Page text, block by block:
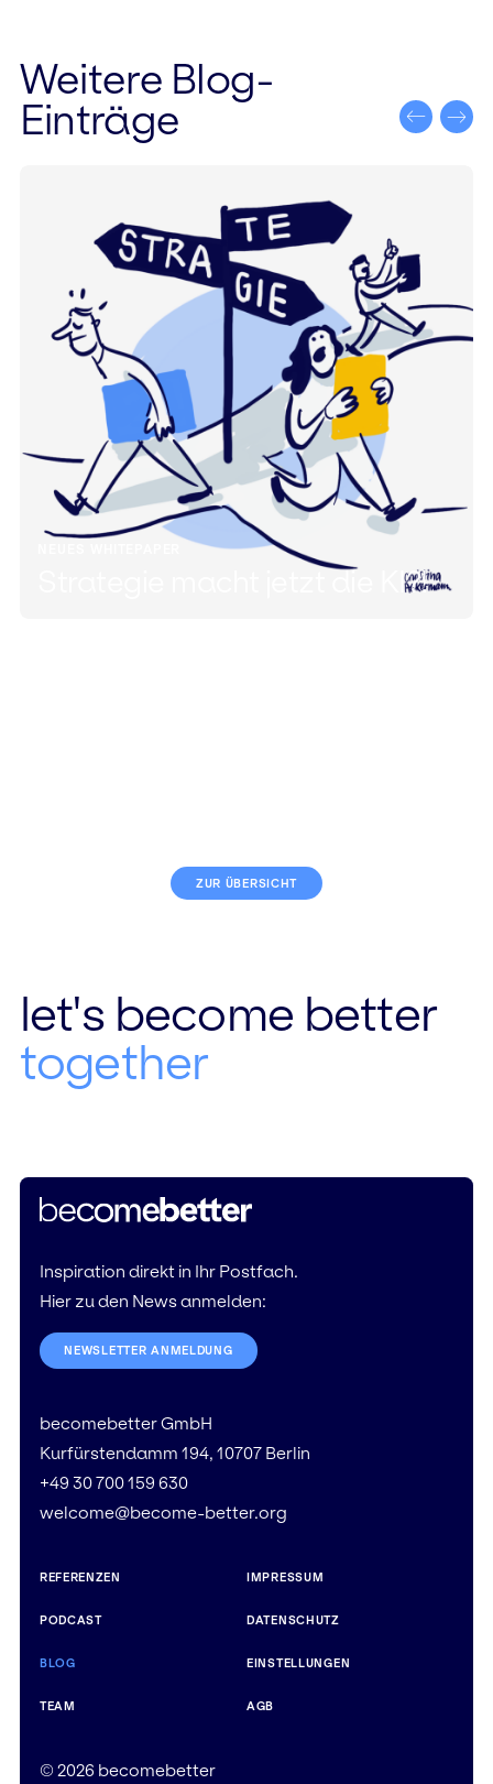
Weitere Blog-
Einträge
Strategie macht jetzt die KI?!
ZUR ÜBERSICHT
let's become better
together
Inspiration direkt in Ihr Postfach.
Hier zu den News anmelden:
NEWSLETTER ANMELDUNG
becomebetter GmbH
Kurfürstendamm 194, 10707 Berlin
+49 30 700 159 630
welcome@become-better.org
REFERENZEN
PODCAST
BLOG
TEAM
IMPRESSUM
DATENSCHUTZ
EINSTELLUNGEN
AGB
© 2026 becomebetter